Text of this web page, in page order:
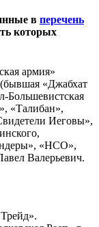
в перечень
которых
армия»
«Джабхат
Большевистская
«Талибан»,
Иеговы»,
«НСО»,
Валерьевич.